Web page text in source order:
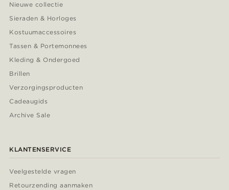
Nieuwe collectie
Sieraden & Horloges
Kostuumaccessoires
Tassen & Portemonnees
Kleding & Ondergoed
Brillen
Verzorgingsproducten
Cadeaugids
Archive Sale
KLANTENSERVICE
Veelgestelde vragen
Retourzending aanmaken